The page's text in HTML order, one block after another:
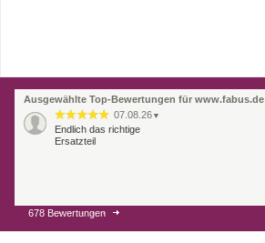
Ausgewählte Top-Bewertungen für www.fabus.de
07.08.26 ▼
Endlich das richtige
Ersatzteil
01.08.26
Innerhalb 2 Tagen Ware
678 Bewertungen